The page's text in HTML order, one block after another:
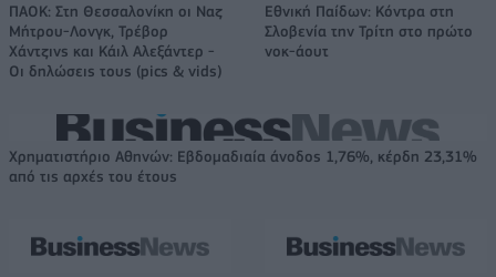
ΠΑΟΚ: Στη Θεσσαλονίκη οι Ναζ
Μήτρου-Λονγκ, Τρέβορ
Χάντζινς και Κάιλ Αλεξάντερ -
Οι δηλώσεις τους (pics & vids)
Εθνική Παίδων: Κόντρα στη
Σλοβενία την Τρίτη στο πρώτο
νοκ-άουτ
Χρηματιστήριο Αθηνών: Εβδομαδιαία άνοδος 1,76%, κέρδη 23,31%
από τις αρχές του έτους